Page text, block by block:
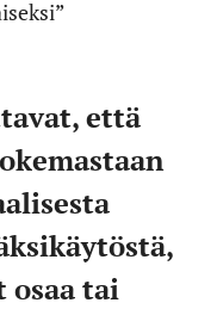
että
osaa tai